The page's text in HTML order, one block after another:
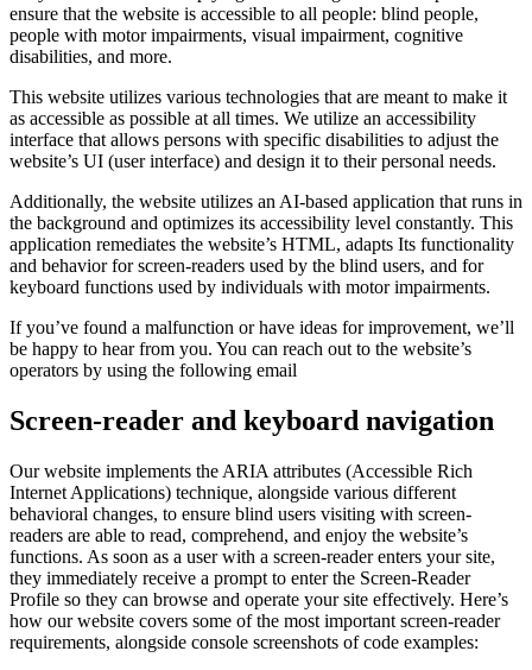
ensure that the website is accessible to all people: blind people,
people with motor impairments, visual impairment, cognitive
disabilities, and more.
This website utilizes various technologies that are meant to make it
as accessible as possible at all times. We utilize an accessibility
interface that allows persons with specific disabilities to adjust the
website’s UI (user interface) and design it to their personal needs.
Additionally, the website utilizes an AI-based application that runs in
the background and optimizes its accessibility level constantly. This
application remediates the website’s HTML, adapts Its functionality
and behavior for screen-readers used by the blind users, and for
keyboard functions used by individuals with motor impairments.
If you’ve found a malfunction or have ideas for improvement, we’ll
be happy to hear from you. You can reach out to the website’s
operators by using the following email
Screen-reader and keyboard navigation
Our website implements the ARIA attributes (Accessible Rich
Internet Applications) technique, alongside various different
behavioral changes, to ensure blind users visiting with screen-
readers are able to read, comprehend, and enjoy the website’s
functions. As soon as a user with a screen-reader enters your site,
they immediately receive a prompt to enter the Screen-Reader
Profile so they can browse and operate your site effectively. Here’s
how our website covers some of the most important screen-reader
requirements, alongside console screenshots of code examples: